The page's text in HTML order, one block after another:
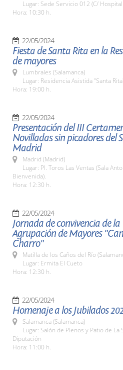
Lugar: Sede Servicio 012 (C/
Hora: 10:30 h.
22/05/2024
Fiesta de Santa Rita en la
de mayores
Lumbrales (Salamanca)
Lugar: Residencia Asistida "Santa
Hora: 19:00 h.
22/05/2024
Presentación del III
Novilladas sin picadores del
Madrid
Madrid (Madrid)
Lugar: Pl. Toros Las Ventas (Sala
Bienvenida).
Hora: 12:30 h.
22/05/2024
Jornada de convivencia de la
Agrupación de Mayores
Charro"
Matilla de los Caños del Río
Lugar: Ermita El Cueto
Hora: 12:30 h.
22/05/2024
Homenaje a los Jubilados
Salamanca (Salamanca)
Lugar: Salón de Plenos y Patio de La
Diputación
Hora: 11:00 h.